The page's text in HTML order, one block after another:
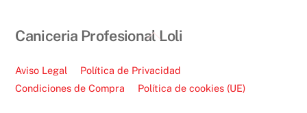
Back
Top
Caniceria Profesional Loli
Aviso Legal
Política de Privacidad
Condiciones de Compra
Política de cookies (UE)